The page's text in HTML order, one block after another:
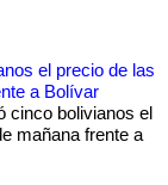
el precio de las
a Bolívar
cinco bolivianos el
mañana frente a